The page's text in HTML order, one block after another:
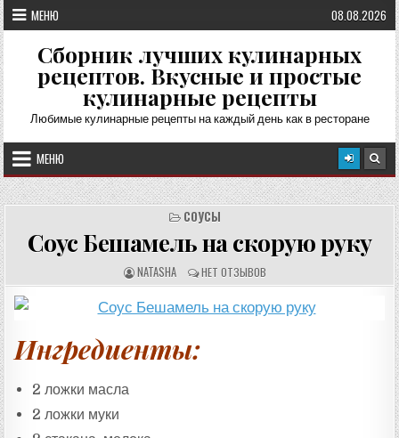
Перейти
к
содержимому
МЕНЮ 08.08.2026
Сборник лучших кулинарных
рецептов. Вкусные и простые
кулинарные рецепты
Любимые кулинарные рецепты на каждый день как в ресторане
МЕНЮ
СОУСЫ
Соус Бешамель на скорую руку
А
В
Т
О
Р
Ц
Е
NATASHA О
Т
З
Ы
В
НЕТ ОТЗЫВОВ
Ингредиенты:
2 ложки масла
2 ложки муки